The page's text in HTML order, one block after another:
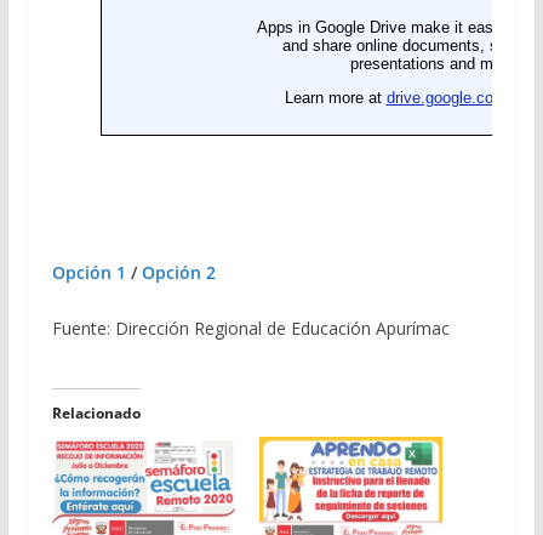
Opción 1 /Opción 2
Fuente: Dirección Regional de Educación Apurímac
Relacionado